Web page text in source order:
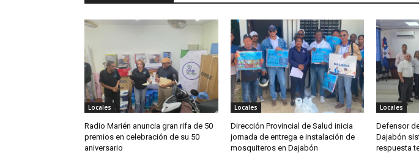
Locales
Radio Marién anuncia gran rifa de 50
premios en celebración de su 50
aniversario
Locales
Dirección Provincial de Salud inicia
jornada de entrega e instalación de
mosquiteros en Dajabón
Locales
Defensor
Dajabón
respuesta